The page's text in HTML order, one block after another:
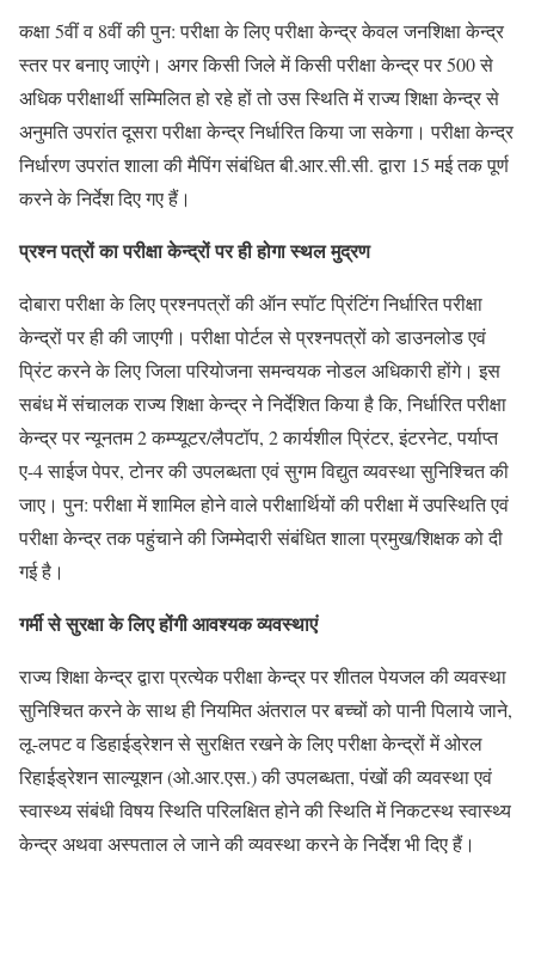
कक्षा 5वीं व 8वीं की पुन: परीक्षा के लिए परीक्षा केन्द्र केवल जनशिक्षा केन्द्र
स्तर पर बनाए जाएंगे। अगर किसी जिले में किसी परीक्षा केन्द्र पर 500 से
अधिक परीक्षार्थी सम्मिलित हो रहे हों तो उस स्थिति में राज्य शिक्षा केन्द्र से
अनुमति उपरांत दूसरा परीक्षा केन्द्र निर्धारित किया जा सकेगा। परीक्षा केन्द्र
निर्धारण उपरांत शाला की मैपिंग संबंधित बी.आर.सी.सी. द्वारा 15 मई तक पूर्ण
करने के निर्देश दिए गए हैं।
प्रश्न पत्रों का परीक्षा केन्द्रों पर ही होगा स्थल मुद्रण
दोबारा परीक्षा के लिए प्रश्नपत्रों की ऑन स्पॉट प्रिंटिंग निर्धारित परीक्षा
केन्द्रों पर ही की जाएगी। परीक्षा पोर्टल से प्रश्नपत्रों को डाउनलोड एवं
प्रिंट करने के लिए जिला परियोजना समन्वयक नोडल अधिकारी होंगे। इस
सबंध में संचालक राज्य शिक्षा केन्द्र ने निर्देशित किया है कि, निर्धारित परीक्षा
केन्द्र पर न्यूनतम 2 कम्प्यूटर/लैपटॉप, 2 कार्यशील प्रिंटर, इंटरनेट, पर्याप्त
ए-4 साईज पेपर, टोनर की उपलब्धता एवं सुगम विद्युत व्यवस्था सुनिश्चित की
जाए। पुन: परीक्षा में शामिल होने वाले परीक्षार्थियों की परीक्षा में उपस्थिति एवं
परीक्षा केन्द्र तक पहुंचाने की जिम्मेदारी संबंधित शाला प्रमुख/शिक्षक को दी
गई है।
गर्मी से सुरक्षा के लिए होंगी आवश्यक व्यवस्थाएं
राज्य शिक्षा केन्द्र द्वारा प्रत्येक परीक्षा केन्द्र पर शीतल पेयजल की व्यवस्था
सुनिश्चित करने के साथ ही नियमित अंतराल पर बच्चों को पानी पिलाये जाने,
लू-लपट व डिहाईड्रेशन से सुरक्षित रखने के लिए परीक्षा केन्द्रों में ओरल
रिहाईड्रेशन साल्यूशन (ओ.आर.एस.) की उपलब्धता, पंखों की व्यवस्था एवं
स्वास्थ्य संबंधी विषय स्थिति परिलक्षित होने की स्थिति में निकटस्थ स्वास्थ्य
केन्द्र अथवा अस्पताल ले जाने की व्यवस्था करने के निर्देश भी दिए हैं।